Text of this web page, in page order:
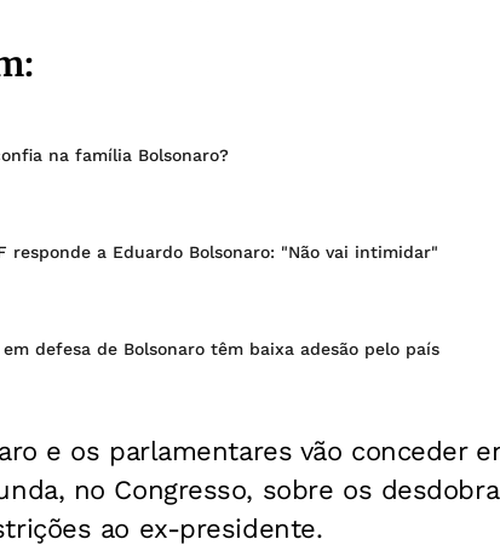
na família Bolsonaro?
responde a Eduardo Bolsonaro: "Não vai intimidar"
defesa de Bolsonaro têm baixa adesão pelo país
e os parlamentares vão conceder
no Congresso, sobre os
ao ex-presidente.